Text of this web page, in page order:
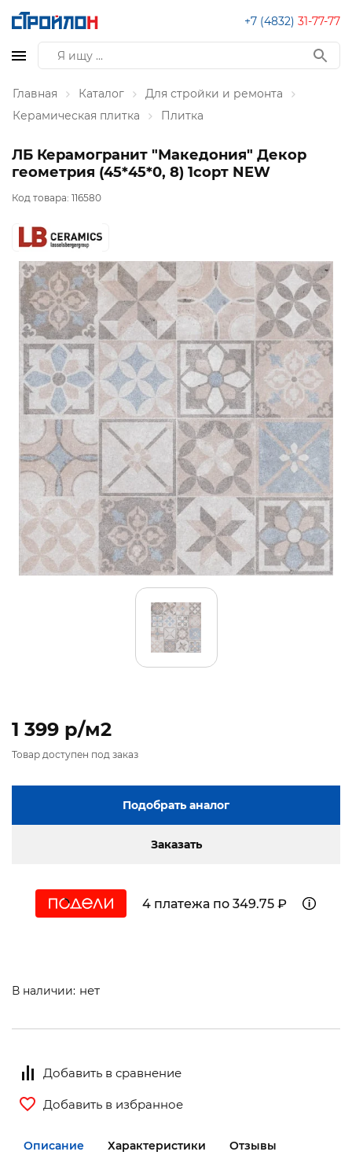
+7 (4832) 31-77-77
Главная Каталог
Для стройки и ремонта
Керамическая плитка
Плитка
ЛБ Керамогранит "Македония" Декор
геометрия (45*45*0, 8) 1сорт NEW
Код товара: 116580
1 399 p/м2
Товар доступен под заказ
Подобрать аналог
Заказать
4 платежа по 349.75 ₽
В наличии: нет
Добавить в сравнение
Добавить в избранное
Описание Характеристики Отзывы